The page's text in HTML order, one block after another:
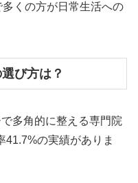
くの方が日常生活への
び方は？
多角的に整える専門院
41.7%の実績がありま